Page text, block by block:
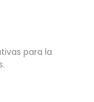
para la